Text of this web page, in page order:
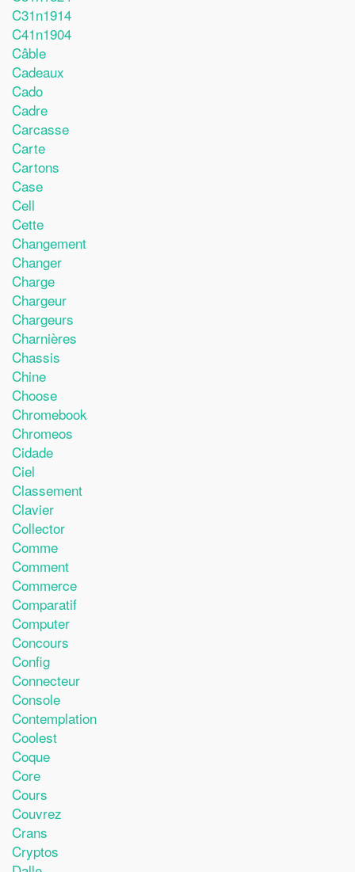
C31n1914
C41n1904
Câble
Cadeaux
Cado
Cadre
Carcasse
Carte
Cartons
Case
Cell
Cette
Changement
Changer
Charge
Chargeur
Chargeurs
Charnières
Chassis
Chine
Choose
Chromebook
Chromeos
Cidade
Ciel
Classement
Clavier
Collector
Comme
Comment
Commerce
Comparatif
Computer
Concours
Config
Connecteur
Console
Contemplation
Coolest
Coque
Core
Cours
Couvrez
Crans
Cryptos